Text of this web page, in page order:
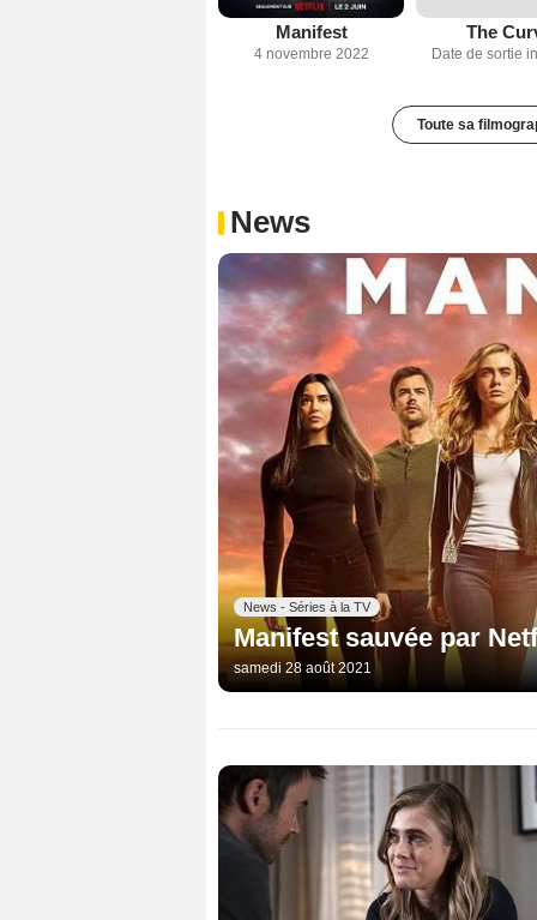
Manifest
4 novembre 2022
The
Date de sortie
Toute sa
News
News - Séries à la TV
Manifest sauvée par
samedi 28 août 2021